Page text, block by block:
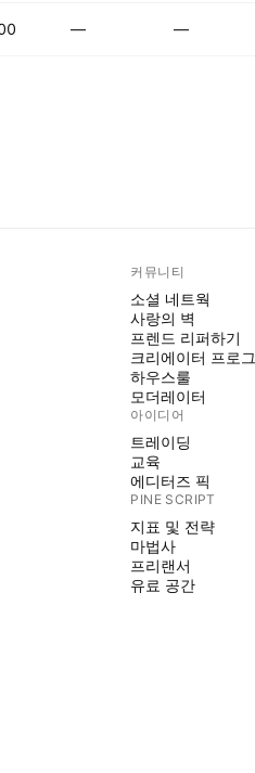
— —
커뮤니티
소셜 네트웍
사랑의 벽
프렌드 리퍼하기
크리에이터 프로
하우스룰
모더레이터
아이디어
트레이딩
교육
에디터즈 픽
PINE SCRIPT
지표 및 전략
마법사
프리랜서
유료 공간